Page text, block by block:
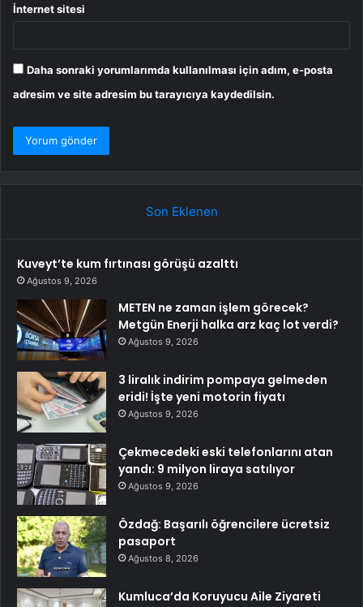
İnternet sitesi
Daha sonraki yorumlarımda kullanılması için adım, e-posta
adresim ve site adresim bu tarayıcıya kaydedilsin.
Son Eklenen
Kuveyt’te kum fırtınası görüşü azalttı
Ağustos 9, 2026
METEN ne zaman işlem görecek?
Metgün Enerji halka arz kaç lot verdi?
Ağustos 9, 2026
3 liralık indirim pompaya gelmeden
eridi! İşte yeni motorin fiyatı
Ağustos 9, 2026
Çekmecedeki eski telefonlarını atan
yandı: 9 milyon liraya satılıyor
Ağustos 9, 2026
Özdağ: Başarılı öğrencilere ücretsiz
pasaport
Ağustos 8, 2026
Kumluca’da Koruyucu Aile Ziyareti